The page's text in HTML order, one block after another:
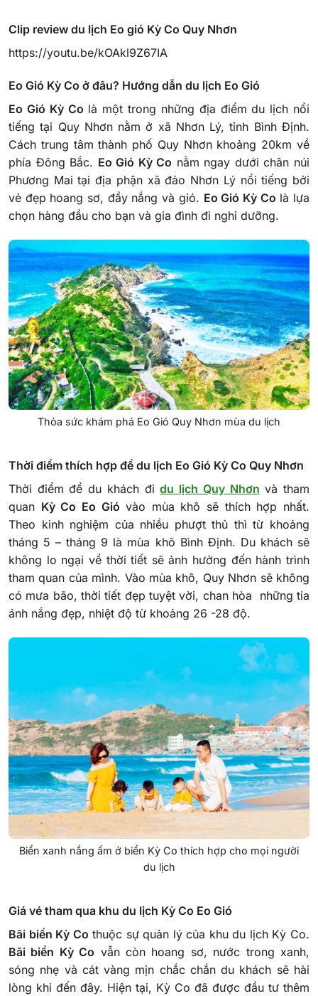
Clip review du lịch Eo gió Kỳ Co Quy Nhơn
https://youtu.be/kOAkl9Z67IA
Eo Gió Kỳ Co ở đâu? Hướng dẫn du lịch Eo Gió
Eo Gió Kỳ Co là một trong những địa điểm du lịch nổi
tiếng tại Quy Nhơn nằm ở xã Nhơn Lý, tỉnh Bình Định.
Cách trung tâm thành phố Quy Nhơn khoảng 20km về
phía Đông Bắc. Eo Gió Kỳ Co nằm ngay dưới chân núi
Phương Mai tại địa phận xã đảo Nhơn Lý nổi tiếng bởi
vẻ đẹp hoang sơ, đầy nắng và gió. Eo Gió Kỳ Co là lựa
chọn hàng đầu cho bạn và gia đình đi nghỉ dưỡng.
Thỏa sức khám phá Eo Gió Quy Nhơn mùa du lịch
Thời điểm thích hợp để du lịch Eo Gió Kỳ Co Quy Nhơn
Thời điểm để du khách đidu lịch Quy Nhơn và tham
quan Kỳ Co Eo Gió vào mùa khô sẽ thích hợp nhất.
Theo kinh nghiệm của nhiều phượt thủ thì từ khoảng
tháng 5 – tháng 9 là mùa khô Bình Định. Du khách sẽ
không lo ngại về thời tiết sẽ ảnh hưởng đến hành trình
tham quan của mình. Vào mùa khô, Quy Nhơn sẽ không
có mưa bão, thời tiết đẹp tuyệt vời, chan hòa những tia
ánh nắng đẹp, nhiệt độ từ khoảng 26 -28 độ.
Biển xanh nắng ấm ở biển Kỳ Co thích hợp cho mọi người
du lịch
Giá vé tham qua khu du lịch Kỳ Co Eo Gió
Bãi biển Kỳ Co thuộc sự quản lý của khu du lịch Kỳ Co.
Bãi biển Kỳ Co vẫn còn hoang sơ, nước trong xanh,
sóng nhẹ và cát vàng mịn chắc chắn du khách sẽ hài
lòng khi đến đây. Hiện tại, Kỳ Co đã được đầu tư thêm